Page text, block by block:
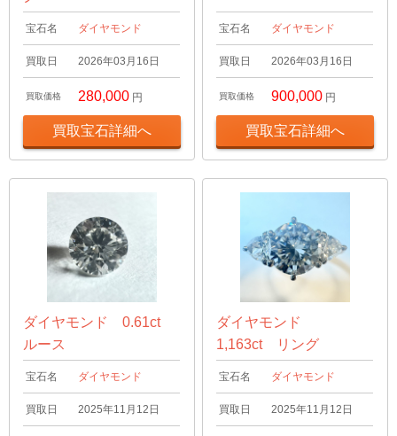
宝石名 ダイヤモンド
買取日 2026年03月16日
買取価格 280,000 円
買取宝石詳細へ
宝石名 ダイヤモンド
買取日 2026年03月16日
買取価格 900,000 円
買取宝石詳細へ
ダイヤモンド 0.61ct
ルース
宝石名 ダイヤモンド
買取日 2025年11月12日
ダイヤモンド
1,163ct リング
宝石名 ダイヤモンド
買取日 2025年11月12日